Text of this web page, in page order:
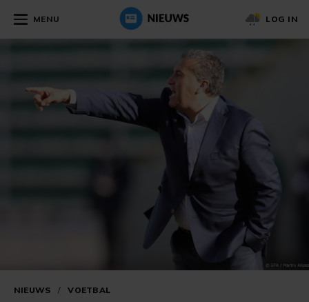
MENU LOG IN
NIEUWS / VOETBAL